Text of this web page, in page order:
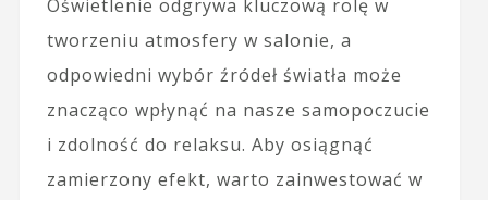
Oświetlenie odgrywa kluczową rolę w
tworzeniu atmosfery w salonie, a
odpowiedni wybór źródeł światła może
znacząco wpłynąć na nasze samopoczucie
i zdolność do relaksu. Aby osiągnąć
zamierzony efekt, warto zainwestować w